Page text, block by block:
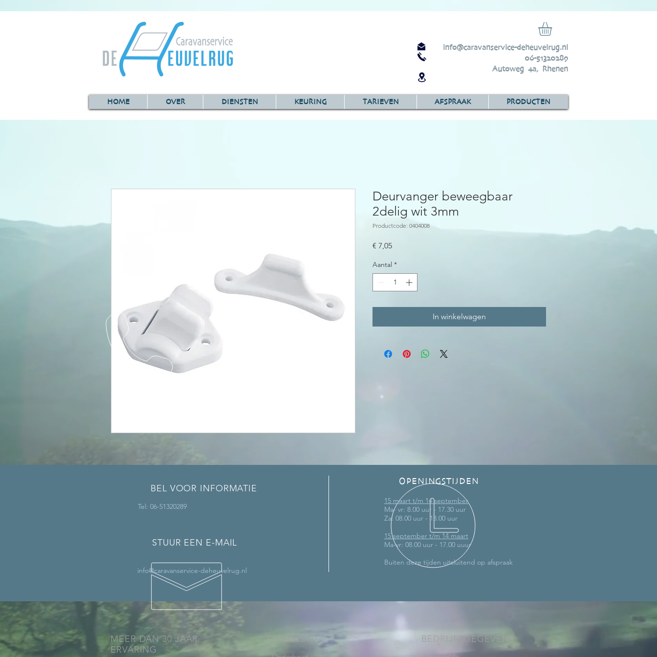
info@caravanservice-deheuvelrug.nl
06-51320289
Autoweg 4a, Rhenen
HOME OVER DIENSTEN KEURING TARIEVEN AFSPRAAK PRODUCTEN
Deurvanger beweegbaar
2delig wit 3mm
Productcode: 0404008
€ 7,05Prijs
Aantal *
In winkelwagen
BEL VOOR INFORMATIE
Tel: 06-51320289
STUUR EEN E-MAIL
info@caravanservice-deheuvelrug.nl
OPENINGSTIJDEN
15 maart t/m 14 september
Ma- vr: 8.00 uur - 17.30 uur
Za: 08.00 uur - 13.00 uur
15 september t/m 14 maart
Ma-vr: 08.00 uur - 17.00 uuur
Buiten deze tijden uitsluitend op afspraak
MEER DAN 30 JAAR
ERVARING
DIENSTEN BEDRIJFSGEGEVENS